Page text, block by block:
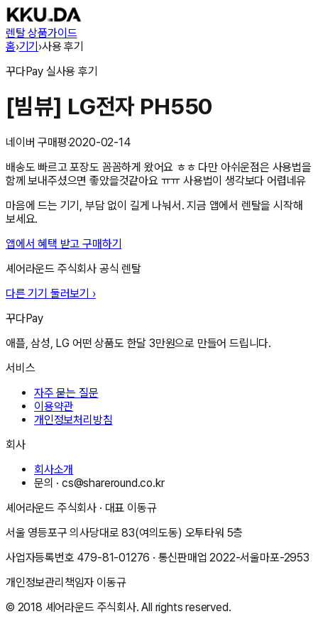
렌탈 상품가이드
홈›기기›사용 후기
꾸다Pay 실사용 후기
[빔뷰] LG전자 PH550
네이버 구매평·2020-02-14
배송도 빠르고 포장도 꼼꼼하게 왔어요 ㅎㅎ 다만 아쉬운점은 사용법을
함께 보내주셨으면 좋았을것같아요 ㅠㅠ 사용법이 생각보다 어렵네유
마음에 드는 기기, 부담 없이 길게 나눠서. 지금 앱에서 렌탈을 시작해
보세요.
앱에서 혜택 받고 구매하기
셰어라운드 주식회사 공식 렌탈
다른 기기 둘러보기 ›
꾸다Pay
애플, 삼성, LG 어떤 상품도 한달 3만원으로 만들어 드립니다.
서비스
자주 묻는 질문
이용약관
개인정보처리방침
회사
회사소개
문의 ·cs@shareround.co.kr
셰어라운드 주식회사 · 대표 이동규
서울 영등포구 의사당대로 83(여의도동) 오투타워 5층
사업자등록번호 479-81-01276 · 통신판매업2022-서울마포-2953
개인정보관리책임자 이동규
© 2018 셰어라운드 주식회사. All rights reserved.